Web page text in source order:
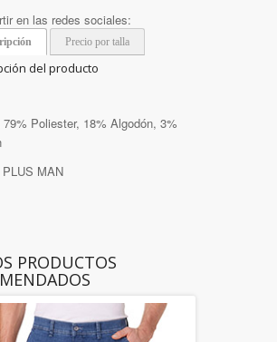
en las redes sociales:
Precio por talla
del producto
79% Poliester, 18% Algodón, 3%
PLUS MAN
PRODUCTOS